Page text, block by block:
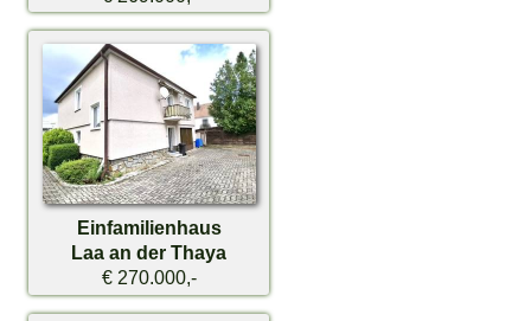
Einfamilienhaus
Laa an der Thaya
€ 270.000,-